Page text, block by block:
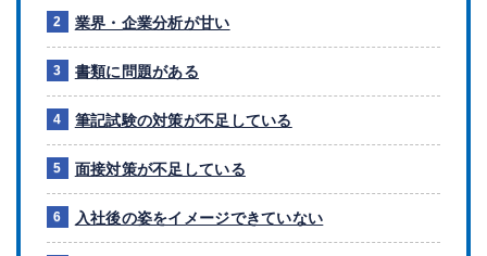
業界・企業分析が甘い
書類に問題がある
筆記試験の対策が不足している
面接対策が不足している
入社後の姿をイメージできていない